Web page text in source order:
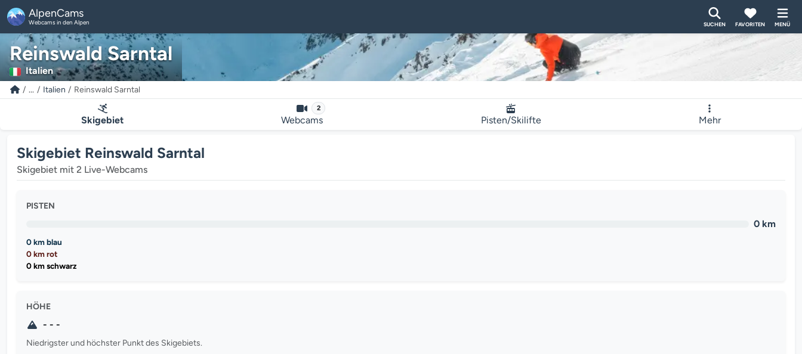
AlpenCams
Webcams in den Alpen SUCHEN FAVORITEN MENÜ
Reinswald Sarntal
Italien
... Italien Reinswald Sarntal
Skigebiet
2
Webcams Pisten/Skilifte Mehr
Skigebiet Reinswald Sarntal
Skigebiet mit 2 Live-Webcams
PISTEN
0 km
0 km blau
0 km rot
0 km schwarz
HÖHE
- - -
Niedrigster und höchster Punkt des Skigebiets.